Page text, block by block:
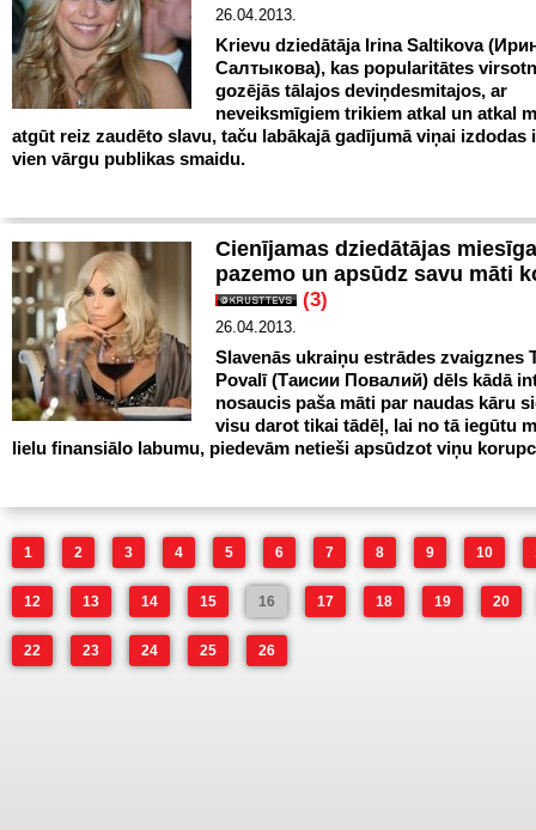
26.04.2013.
Krievu dziedātāja Irina Saltikova (
Салтыкова), kas popularitātes
gozējās tālajos deviņdesmitajos, ar
neveiksmīgiem trikiem atkal un atkal
atgūt reiz zaudēto slavu, taču labākajā gadījumā viņai izdodas
vien vārgu publikas smaidu.
Cienījamas dziedātājas
pazemo un apsūdz savu māti
(3)
26.04.2013.
Slavenās ukraiņu estrādes zvaigznes
Povalī (Таисии Повалий) dēls kādā
nosaucis paša māti par naudas kāru
visu darot tikai tādēļ, lai no tā iegūtu
lielu finansiālo labumu, piedevām netieši apsūdzot viņu
1 2 3 4 5 6 7 8 9 10
12 13 14 15 16 17 18 19 20
22 23 24 25 26